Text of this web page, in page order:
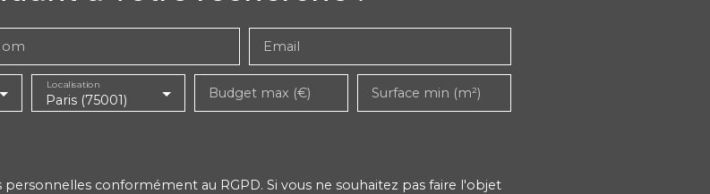
Email
Paris (75001)
Localisation Budget max (€) Surface min (m²)
conformément au RGPD. Si vous ne souhaitez pas faire l'objet